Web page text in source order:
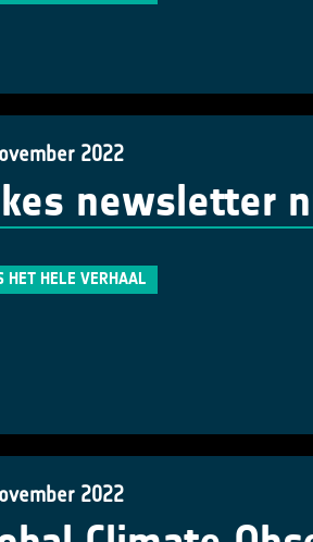
2022
newsletter
HET HELE VERHAAL
2022